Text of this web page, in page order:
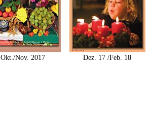
Okt./Nov. 2017 Dez. 17 /Feb. 18